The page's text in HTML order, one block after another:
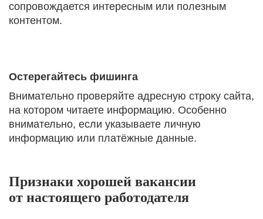
сопровождается интересным или полезным
контентом.
Остерегайтесь фишинга
Внимательно проверяйте адресную строку сайта,
на котором читаете информацию. Особенно
внимательно, если указываете личную
информацию или платёжные данные.
Признаки хорошей вакансии
от настоящего работодателя